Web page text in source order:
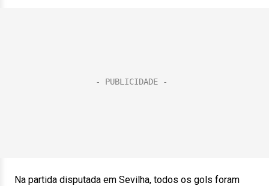
Na partida disputada em Sevilha, todos os gols foram